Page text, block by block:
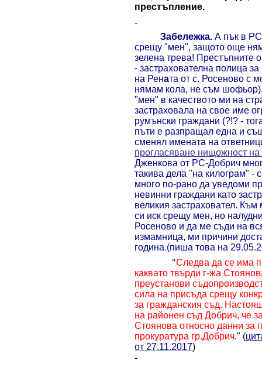
престъпление.
-
Забележка. А пък в
срещу "мен", защото още
зелена трева! Престъпните
- застрахователна полица
на Рената от с. Росеново с
нямам кола, не съм
"мен" в качеството ми на
застраховала на свое име
румънски граждани (?!? -
пъти е разпращал една и
сменял имената на
прогласяване нищожност на
Дженкова от РС-Добрич
такива дела "на килограм" -
много по-рано да уведоми
невинни граждани като
великия застраховател.
си иск срещу мен, но
Росеново и да ме съди на
измамница, ми причини
година.(пиша това на
"Следва да се има
каквато твърди г-жа
преустанови
сила на присъда срещу
за гражданския съд.
на районен съд Добрич, че
Стоянова относно данни за
прокуратура гр.Добрич." (
от 27.11.2017)
-